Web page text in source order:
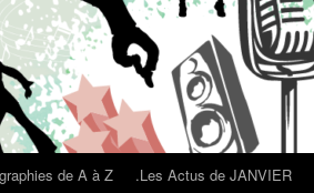
de A à Z .Les Actus de JANVIER